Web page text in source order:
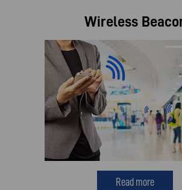
Wireless
Read more